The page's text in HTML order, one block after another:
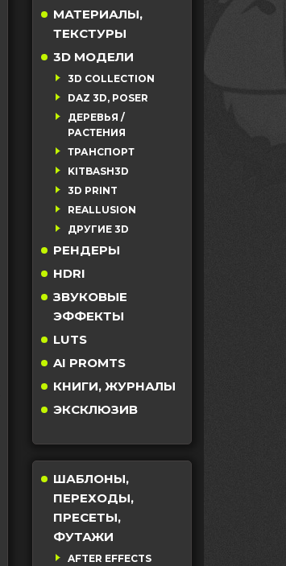
МАТЕРИАЛЫ,
ТЕКСТУРЫ
3D МОДЕЛИ
3D COLLECTION
DAZ 3D, POSER
ДЕРЕВЬЯ /
РАСТЕНИЯ
ТРАНСПОРТ
KITBASH3D
3D PRINT
REALLUSION
ДРУГИЕ 3D
РЕНДЕРЫ
HDRI
ЗВУКОВЫЕ
ЭФФЕКТЫ
LUTS
AI PROMTS
КНИГИ, ЖУРНАЛЫ
ЭКСКЛЮЗИВ
ШАБЛОНЫ,
ПЕРЕХОДЫ,
ПРЕСЕТЫ,
ФУТАЖИ
AFTER EFFECTS